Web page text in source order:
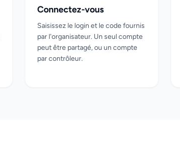
Connectez-vous
Saisissez le login et le code fournis
par l'organisateur. Un seul compte
peut être partagé, ou un compte
par contrôleur.